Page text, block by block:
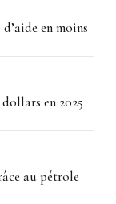
en moins
en 2025
au pétrole